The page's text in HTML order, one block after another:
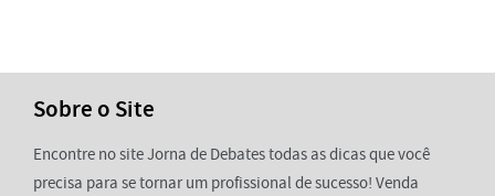
Sobre o Site
Encontre no site Jorna de Debates todas as dicas que você
precisa para se tornar um profissional de sucesso! Venda